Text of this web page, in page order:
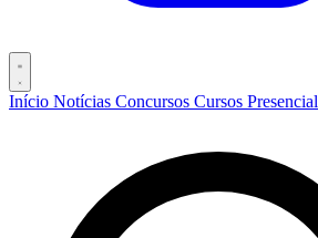
Início Notícias Concursos Cursos Presencial